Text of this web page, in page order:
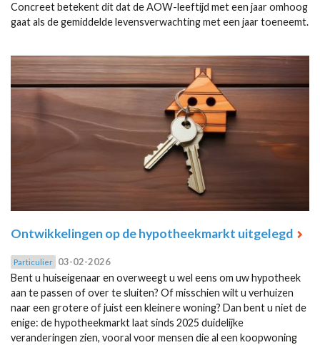
Concreet betekent dit dat de AOW-leeftijd met een jaar omhoog
gaat als de gemiddelde levensverwachting met een jaar toeneemt.
Ontwikkelingen op de hypotheekmarkt uitgelegd
Particulier 03-02-2026
Bent u huiseigenaar en overweegt u wel eens om uw hypotheek
aan te passen of over te sluiten? Of misschien wilt u verhuizen
naar een grotere of juist een kleinere woning? Dan bent u niet de
enige: de hypotheekmarkt laat sinds 2025 duidelijke
veranderingen zien, vooral voor mensen die al een koopwoning